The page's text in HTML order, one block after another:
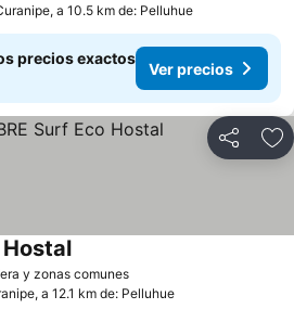
a 10.5 km de: Pelluhue
precios exactos
Ver precios
Compartir
y zonas comunes
Hostal
a 12.1 km de: Pelluhue